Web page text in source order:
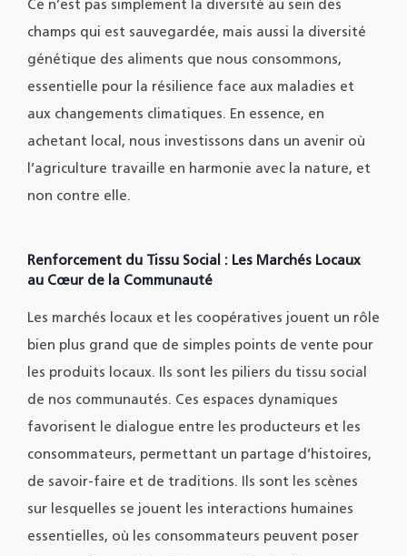
Ce n’est pas simplement la diversité au sein des
champs qui est sauvegardée, mais aussi la diversité
génétique des aliments que nous consommons,
essentielle pour la résilience face aux maladies et
aux changements climatiques. En essence, en
achetant local, nous investissons dans un avenir où
l’agriculture travaille en harmonie avec la nature, et
non contre elle.
Renforcement du Tissu Social : Les Marchés Locaux
au Cœur de la Communauté
Les marchés locaux et les coopératives jouent un rôle
bien plus grand que de simples points de vente pour
les produits locaux. Ils sont les piliers du tissu social
de nos communautés. Ces espaces dynamiques
favorisent le dialogue entre les producteurs et les
consommateurs, permettant un partage d’histoires,
de savoir-faire et de traditions. Ils sont les scènes
sur lesquelles se jouent les interactions humaines
essentielles, où les consommateurs peuvent poser